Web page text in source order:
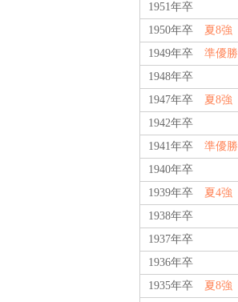
1951年卒
1950年卒 夏8強
1949年卒 準優勝
1948年卒
1947年卒 夏8強
1942年卒
1941年卒 準優勝
1940年卒
1939年卒 夏4強
1938年卒
1937年卒
1936年卒
1935年卒 夏8強